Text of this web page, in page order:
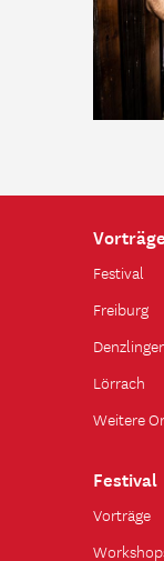
Vorträge
Festival
Freiburg
Lörrach
Weitere
Festival
Vorträge